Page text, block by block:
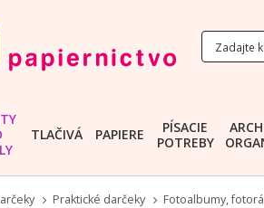
TLAČIVÁ PAPIERE
PÍSACIE
POTREBY
Praktické darčeky Fotoalbumy,